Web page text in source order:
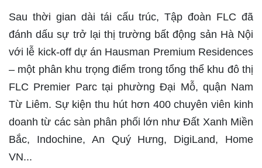
Sau thời gian dài tái cấu trúc, Tập đoàn FLC đã
đánh dấu sự trở lại thị trường bất động sản Hà Nội
với lễ kick-off dự án Hausman Premium Residences
– một phân khu trọng điểm trong tổng thể khu đô thị
FLC Premier Parc tại phường Đại Mỗ, quận Nam
Từ Liêm. Sự kiện thu hút hơn 400 chuyên viên kinh
doanh từ các sàn phân phối lớn như Đất Xanh Miền
Bắc, Indochine, An Quý Hưng, DigiLand, Home
VN...